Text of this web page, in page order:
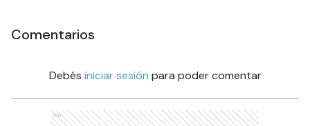
Comentarios
Debés iniciar sesión para poder comentar
Ads